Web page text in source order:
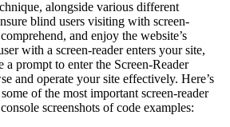
alongside various different
blind users visiting with screen-
and enjoy the website’s
with a screen-reader enters your site,
a prompt to enter the Screen-Reader
and operate your site effectively. Here’s
of the most important screen-reader
screenshots of code examples: